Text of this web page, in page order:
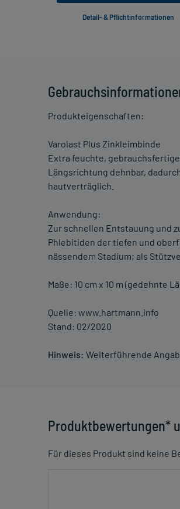
Produkteigenschaften:
Varolast Plus Zinkleimbinde
Extra feuchte,
Längsrichtung dehnbar,
hautverträglich.
Anwendung:
Zur schnellen Entstauung und
Phlebitiden der tiefen und
nässendem Stadium; als
Maße: 10 cm x 10 m (gedehnte
Quelle: www.hartmann.info
Stand: 02/2020
Hinweis: Weiterführende
Produktbewertungen*
Für dieses Produkt sind keine
Detail- & Pflichtinformationen